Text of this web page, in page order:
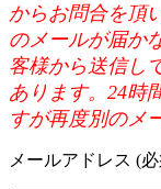
からお問合を頂
のメールが届か
客様から送信し
あります。24時
すが再度別のメ
メールアドレス (